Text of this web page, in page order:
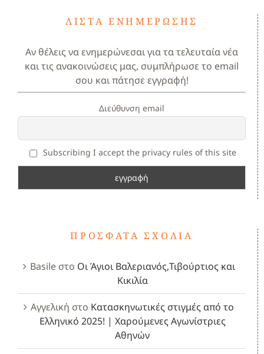
ΛΊΣΤΑ ΕΝΗΜΈΡΩΣΗΣ
Αν θέλεις να ενημερώνεσαι για τα τελευταία νέα
και τις ανακοινώσεις μας, συμπλήρωσε το email
σου και πάτησε εγγραφή!
Διεύθυνση email
Subscribing I accept the privacy rules of this site
ΠΡΌΣΦΑΤΑ ΣΧΌΛΙΑ
Basileστο Οι Άγιοι Βαλεριανός,Τιβούρτιος και
Κικιλία
Αγγελική στο Κατασκηνωτικές στιγμές από το
Ελληνικό 2025! | Χαρούμενες Αγωνίστριες
Αθηνών